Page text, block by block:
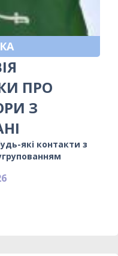
ПРО
З
які контакти з